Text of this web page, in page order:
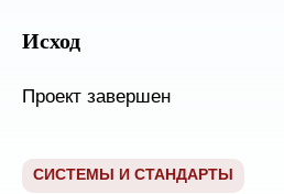
Исход
Проект завершен
СИСТЕМЫ И СТАНДАРТЫ